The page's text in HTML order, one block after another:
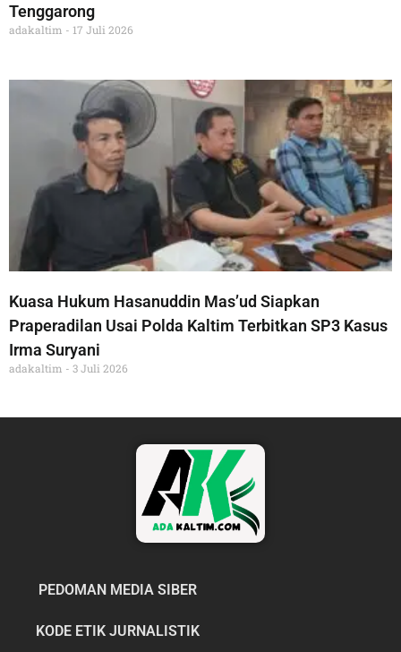
Tenggarong
adakaltim 17 Juli 2026
Kuasa Hukum Hasanuddin Mas’ud Siapkan
Praperadilan Usai Polda Kaltim Terbitkan SP3 Kasus
Irma Suryani
adakaltim 3 Juli 2026
PEDOMAN MEDIA SIBER
KODE ETIK JURNALISTIK